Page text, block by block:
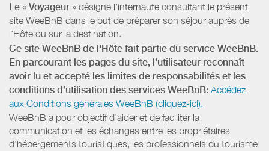
Le « Voyageur » désigne l'internaute consultant le présent
site WeeBnB dans le but de préparer son séjour auprès de
l'Hôte ou sur la destination.
Ce site WeeBnB de l'Hôte fait partie du service WeeBnB.
En parcourant les pages du site, l’utilisateur reconnaît
avoir lu et accepté les limites de responsabilités et les
conditions d’utilisation des services WeeBnB: Accédez
aux Conditions générales WeeBnB (cliquez-ici).
WeeBnB a pour objectif d’aider et de faciliter la
communication et les échanges entre les propriétaires
d'hébergements touristiques, les professionnels du tourisme